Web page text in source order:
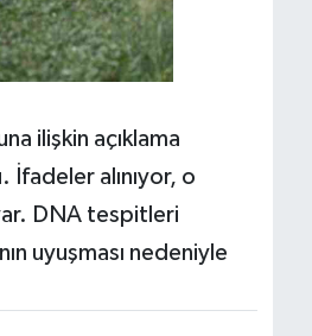
ilişkin açıklama
İfadeler alınıyor, o
DNA tespitleri
uyuşması nedeniyle